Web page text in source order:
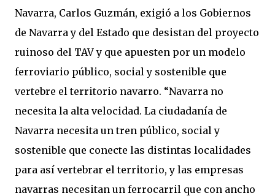
Navarra, Carlos Guzmán, exigió a los Gobiernos
de Navarra y del Estado que desistan del proyecto
ruinoso del TAV y que apuesten por un modelo
ferroviario público, social y sostenible que
vertebre el territorio navarro. “Navarra no
necesita la alta velocidad. La ciudadanía de
Navarra necesita un tren público, social y
sostenible que conecte las distintas localidades
para así vertebrar el territorio, y las empresas
navarras necesitan un ferrocarril que con ancho